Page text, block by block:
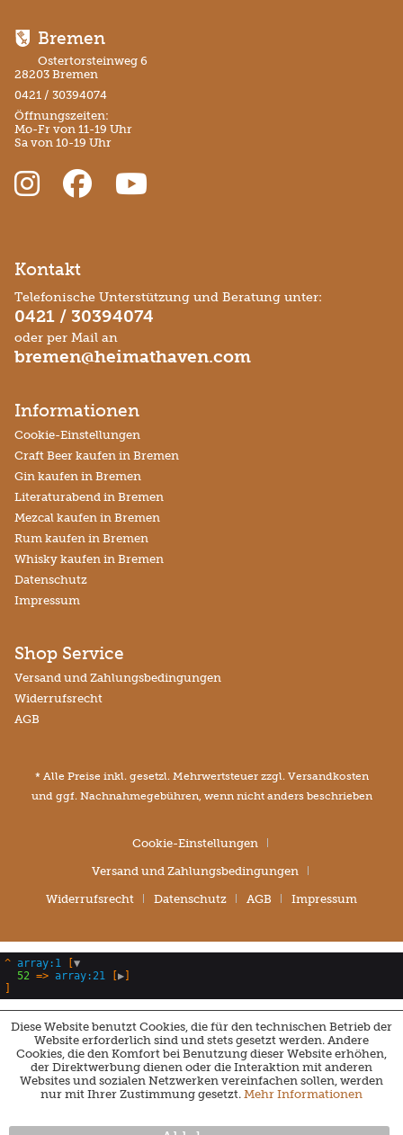
Bremen
Ostertorsteinweg 6
28203 Bremen
0421 / 30394074
Öffnungszeiten:
Mo-Fr von 11-19 Uhr
Sa von 10-19 Uhr
Kontakt
Telefonische Unterstützung und Beratung unter:
0421 / 30394074
oder per Mail an
bremen@heimathaven.com
Informationen
Cookie-Einstellungen
Craft Beer kaufen in Bremen
Gin kaufen in Bremen
Literaturabend in Bremen
Mezcal kaufen in Bremen
Rum kaufen in Bremen
Whisky kaufen in Bremen
Datenschutz
Impressum
Shop Service
Versand und Zahlungsbedingungen
Widerrufsrecht
AGB
* Alle Preise inkl. gesetzl. Mehrwertsteuer zzgl. Versandkosten
und ggf. Nachnahmegebühren, wenn nicht anders beschrieben
Cookie-Einstellungen
Versand und Zahlungsbedingungen
Widerrufsrecht Datenschutz AGB Impressum
Diese Website benutzt Cookies, die für den technischen Betrieb der
Website erforderlich sind und stets gesetzt werden. Andere
Cookies, die den Komfort bei Benutzung dieser Website erhöhen,
der Direktwerbung dienen oder die Interaktion mit anderen
Websites und sozialen Netzwerken vereinfachen sollen, werden
nur mit Ihrer Zustimmung gesetzt. Mehr Informationen
^ array:1
▼
52 => array:21 ▶